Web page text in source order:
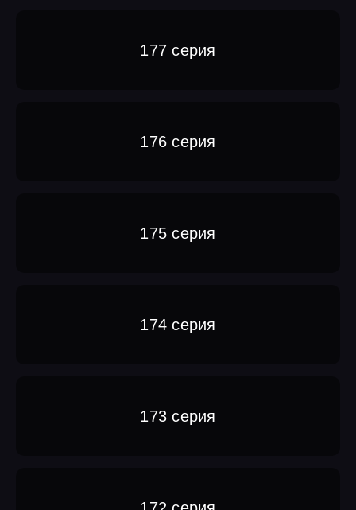
177 серия
176 серия
175 серия
174 серия
173 серия